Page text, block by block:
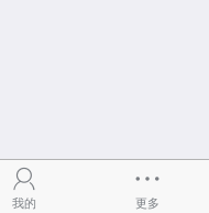
我的 更多